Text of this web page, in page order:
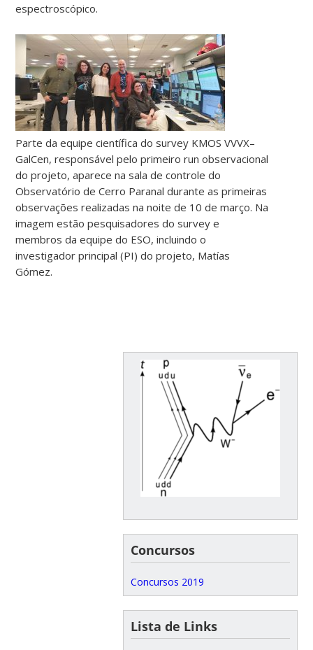
espectroscópico.
Parte da equipe científica do survey KMOS VVVX–
GalCen, responsável pelo primeiro run observacional
do projeto, aparece na sala de controle do
Observatório de Cerro Paranal durante as primeiras
observações realizadas na noite de 10 de março. Na
imagem estão pesquisadores do survey e
membros da equipe do ESO, incluindo o
investigador principal (PI) do projeto, Matías
Gómez.
Concursos
Concursos 2019
Lista de Links